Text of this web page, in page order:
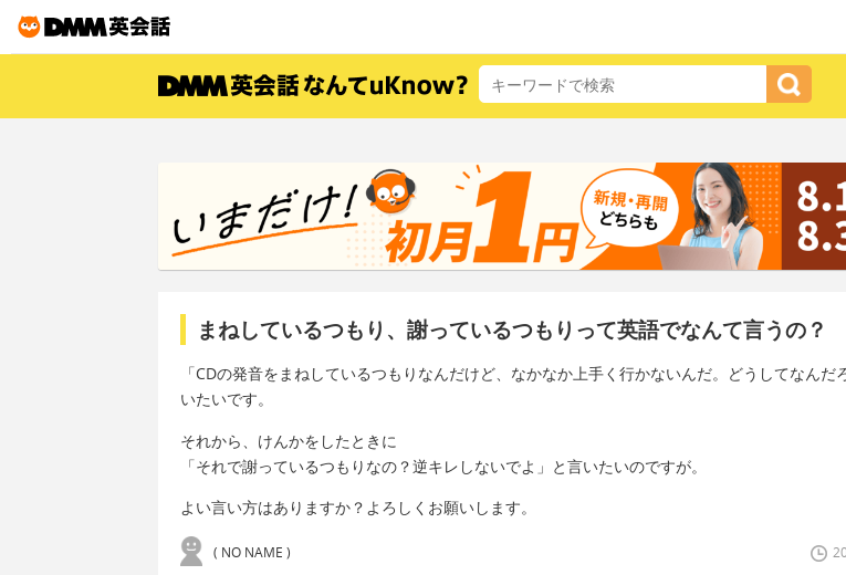
まねしているつもり、謝っているつもりって英語でなんて言うの？
「CDの発音をまねしているつもりなんだけど、なかなか上手く行かないんだ。どうしてなん
いたいです。
それから、けんかをしたときに
「それで謝っているつもりなの？逆キレしないでよ」と言いたいのですが。
よい言い方はありますか？よろしくお願いします。
( NO NAME )